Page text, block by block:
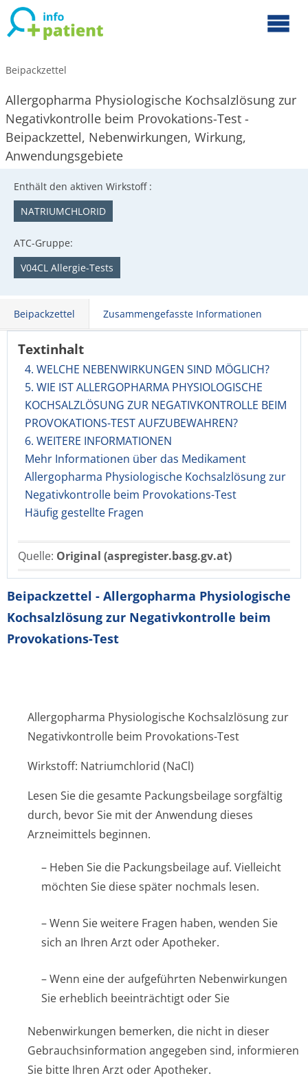
Beipackzettel
Allergopharma Physiologische Kochsalzlösung zur
Negativkontrolle beim Provokations-Test -
Beipackzettel, Nebenwirkungen, Wirkung,
Anwendungsgebiete
Enthält den aktiven Wirkstoff :
NATRIUMCHLORID
ATC-Gruppe:
V04CL Allergie-Tests
Beipackzettel Zusammengefasste Informationen
Textinhalt
4. WELCHE NEBENWIRKUNGEN SIND MÖGLICH?
5. WIE IST ALLERGOPHARMA PHYSIOLOGISCHE
KOCHSALZLÖSUNG ZUR NEGATIVKONTROLLE BEIM
PROVOKATIONS-TEST AUFZUBEWAHREN?
6. WEITERE INFORMATIONEN
Mehr Informationen über das Medikament
Allergopharma Physiologische Kochsalzlösung zur
Negativkontrolle beim Provokations-Test
Häufig gestellte Fragen
Quelle: Original (aspregister.basg.gv.at)
Beipackzettel - Allergopharma Physiologische
Kochsalzlösung zur Negativkontrolle beim
Provokations-Test
Allergopharma Physiologische Kochsalzlösung zur
Negativkontrolle beim Provokations-Test
Wirkstoff: Natriumchlorid (NaCl)
Lesen Sie die gesamte Packungsbeilage sorgfältig
durch, bevor Sie mit der Anwendung dieses
Arzneimittels beginnen.
– Heben Sie die Packungsbeilage auf. Vielleicht
möchten Sie diese später nochmals lesen.
– Wenn Sie weitere Fragen haben, wenden Sie
sich an Ihren Arzt oder Apotheker.
– Wenn eine der aufgeführten Nebenwirkungen
Sie erheblich beeinträchtigt oder Sie
Nebenwirkungen bemerken, die nicht in dieser
Gebrauchsinfor­mation angegeben sind, informieren
Sie bitte Ihren Arzt oder Apotheker.